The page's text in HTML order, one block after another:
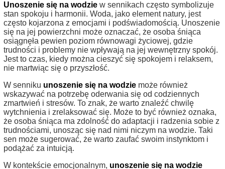
Unoszenie się na wodzie w sennikach często symbolizuje
stan spokoju i harmonii. Woda, jako element natury, jest
często kojarzona z emocjami i podświadomością. Unoszenie
się na jej powierzchni może oznaczać, że osoba śniąca
osiągnęła pewien poziom równowagi życiowej, gdzie
trudności i problemy nie wpływają na jej wewnętrzny spokój.
Jest to czas, kiedy można cieszyć się spokojem i relaksem,
nie martwiąc się o przyszłość.
W senniku unoszenie się na wodzie może również
wskazywać na potrzebę oderwania się od codziennych
zmartwień i stresów. To znak, że warto znaleźć chwilę
wytchnienia i zrelaksować się. Może to być również oznaka,
że osoba śniąca ma zdolność do adaptacji i radzenia sobie z
trudnościami, unosząc się nad nimi niczym na wodzie. Taki
sen może sugerować, że warto zaufać swoim instynktom i
podążać za intuicją.
W kontekście emocjonalnym, unoszenie się na wodzie